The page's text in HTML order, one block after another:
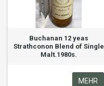
Buchanan 12 yeas
Strathconon Blend of Single
Malt.1980s.
MEHR